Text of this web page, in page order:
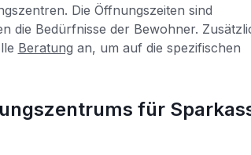
Die Öffnungszeiten sind
die Bedürfnisse der Bewohner.
Beratung an, um auf die spezifischen
für